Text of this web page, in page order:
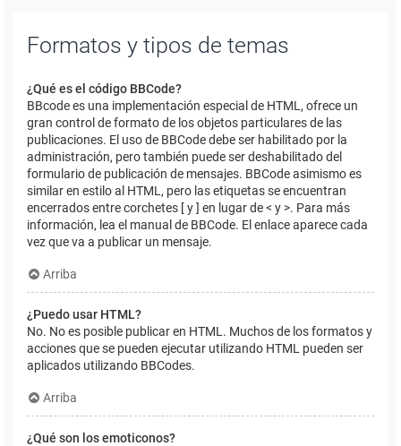
Formatos y tipos de temas
¿Qué es el código BBCode?
BBcode es una implementación especial de HTML, ofrece un
gran control de formato de los objetos particulares de las
publicaciones. El uso de BBCode debe ser habilitado por la
administración, pero también puede ser deshabilitado del
formulario de publicación de mensajes. BBCode asimismo es
similar en estilo al HTML, pero las etiquetas se encuentran
encerrados entre corchetes [ y ] en lugar de < y >. Para más
información, lea el manual de BBCode. El enlace aparece cada
vez que va a publicar un mensaje.
Arriba
¿Puedo usar HTML?
No. No es posible publicar en HTML. Muchos de los formatos y
acciones que se pueden ejecutar utilizando HTML pueden ser
aplicados utilizando BBCodes.
Arriba
¿Qué son los emoticonos?